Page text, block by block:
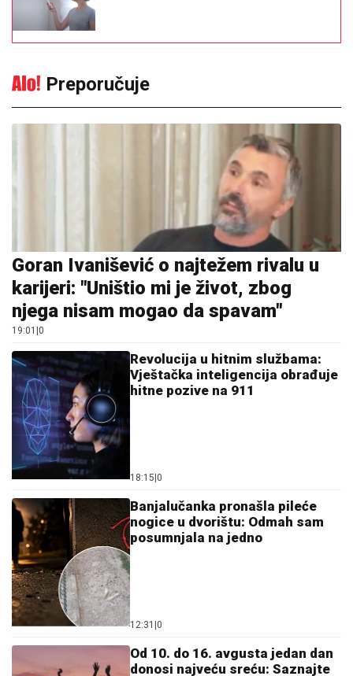
Preporučuje
Goran Ivanišević o najtežem rivalu u
karijeri: "Uništio mi je život, zbog
njega nisam mogao da spavam"
19:01 0
Revolucija u hitnim službama:
Vještačka inteligencija obrađuje
hitne pozive na 911
18:15 0
Banjalučanka pronašla pileće
nogice u dvorištu: Odmah sam
posumnjala na jedno
12:31 0
Od 10. do 16. avgusta jedan dan
donosi najveću sreću: Saznajte